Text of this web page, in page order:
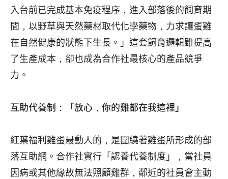
入台前已完成基本免疫程序，進入部落後的飼育期
間，以野草與天然藥材取代化學藥物，力求讓蛋雞
在自然健康的狀態下生長。」這套飼育邏輯雖提高
了生產成本，卻也成為合作社最核心的產品競爭
力。
互助代養制：「放心，你的雞都在我這裡」
紅葉福利雞蛋最動人的，是圍繞著雞蛋所形成的部
落互助網。合作社實行「認養代養制度」，當社員
因病或其他緣故無法照顧雞群，鄰近的社員會主動